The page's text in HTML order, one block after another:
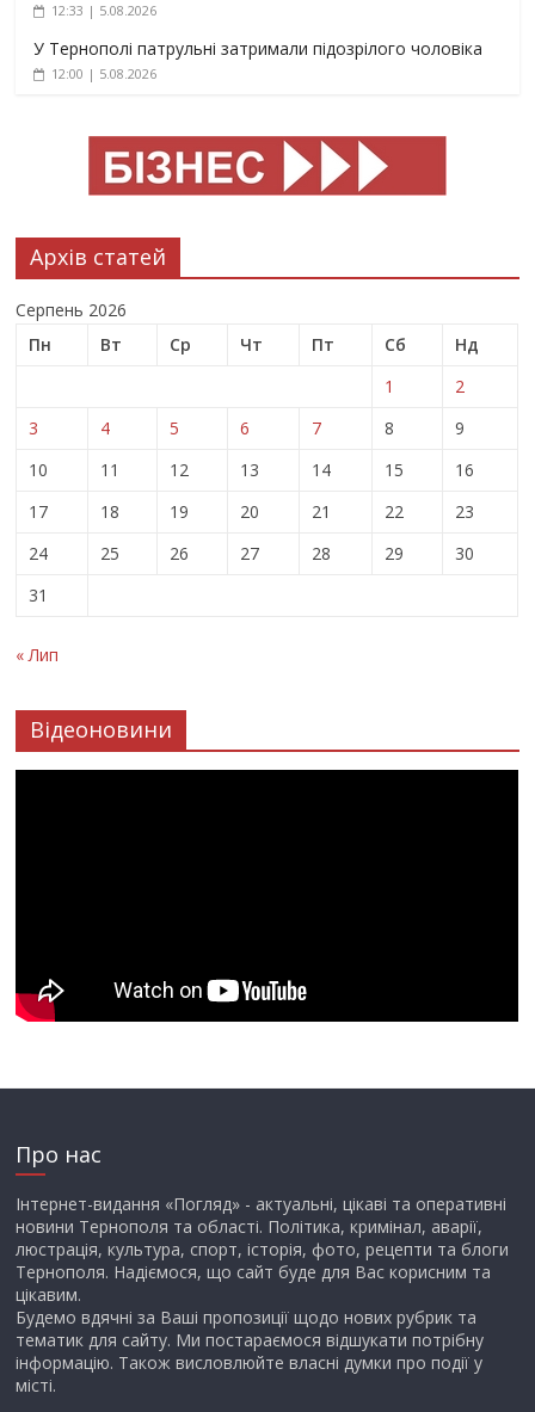
12:33 | 5.08.2026
У Тернополі патрульні затримали підозрілого чоловіка
12:00 | 5.08.2026
Архів статей
Серпень 2026
Пн
Вт Ср Чт Пт Сб
Нд
1
2
3
4 5 6 7 8
9
10
11 12 13 14 15
16
17
18 19 20 21 22
23
24
25 26 27 28 29
30
31
« Лип
Відеоновини
Про нас
Інтернет-видання «Погляд» - актуальні, цікаві та оперативні
новини Тернополя та області. Політика, кримінал, аварії,
люстрація, культура, спорт, історія, фото, рецепти та блоги
Тернополя. Надіємося, що сайт буде для Вас корисним та
цікавим.
Будемо вдячні за Ваші пропозиції щодо нових рубрик та
тематик для сайту. Ми постараємося відшукати потрібну
інформацію. Також висловлюйте власні думки про події у
місті.